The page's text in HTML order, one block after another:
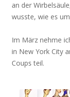
an der
wusste, wie es
Im März nehme
in New York City
Coups teil.